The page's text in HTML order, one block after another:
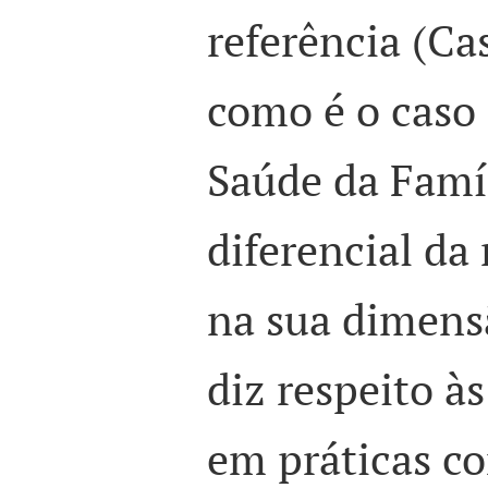
referência
como é o
Saúde da
diferencial da
na sua
diz respeito
em práticas